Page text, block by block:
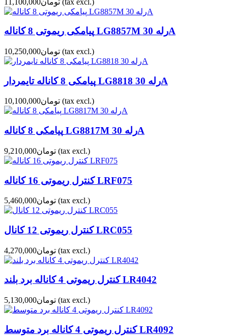
پیامکی ریموتی 8 کاناله LG8857M رله 30A
تومان10,250,000 (tax excl.)
پیامکی 8 کاناله تایمردار LG8818 رله 30A
تومان10,100,000 (tax excl.)
پیامکی 8 کاناله LG8817M رله 30A
تومان9,210,000 (tax excl.)
کنترل ریموتی 16 کاناله LRF075
تومان5,460,000 (tax excl.)
کنترل ریموتی 12 کانال LRC055
تومان4,270,000 (tax excl.)
کنترل ریموتی 4 کاناله برد بلند LR4042
تومان5,130,000 (tax excl.)
کنترل ریموتی 4 کاناله برد متوسط LR4092